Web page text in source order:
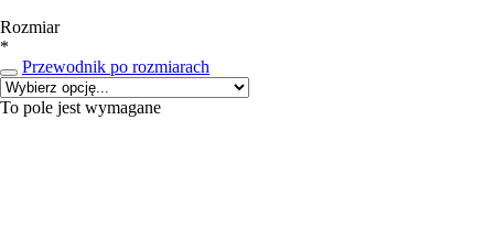
Rozmiar
*
Przewodnik po rozmiarach
To pole jest wymagane